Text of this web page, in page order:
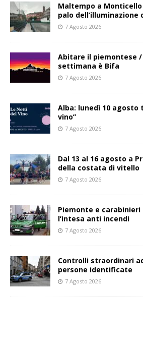
Maltempo a Monticello
palo
7 Agosto 2026
Abitare il piemontese /
settimana è Bifa
7 Agosto 2026
Alba: lunedì 10 agosto
vino”
7 Agosto 2026
Dal 13 al 16 agosto a
della costata di vitello
7 Agosto 2026
Piemonte e
l’intesa anti incendi
7 Agosto 2026
Controlli straordinari
persone identificate
7 Agosto 2026